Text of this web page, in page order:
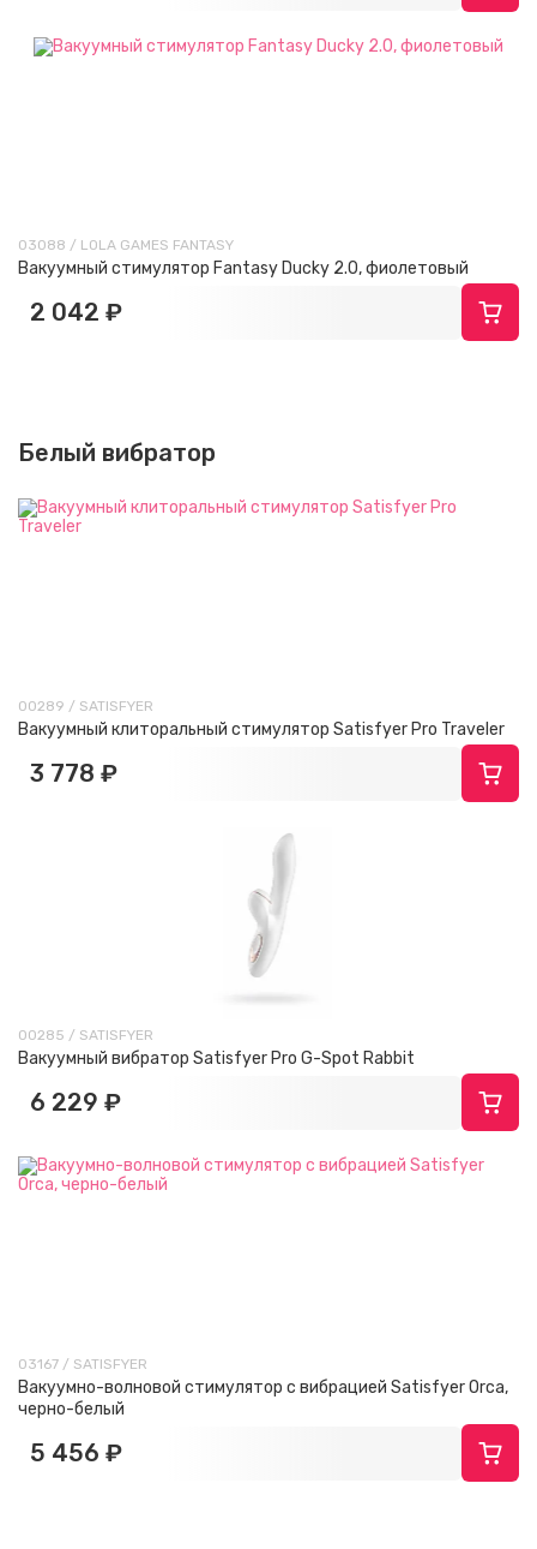
03088 / LOLA GAMES FANTASY
Вакуумный стимулятор Fantasy Ducky 2.0, фиолетовый
2 042 ₽
Белый вибратор
00289 / SATISFYER
Вакуумный клиторальный стимулятор Satisfyer Pro Traveler
3 778 ₽
00285 / SATISFYER
Вакуумный вибратор Satisfyer Pro G-Spot Rabbit
6 229 ₽
03167 / SATISFYER
Вакуумно-волновой стимулятор с вибрацией Satisfyer Orca,
черно-белый
5 456 ₽